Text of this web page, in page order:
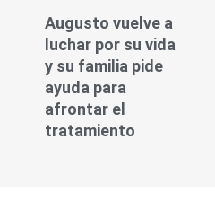
Augusto vuelve a
luchar por su vida
y su familia pide
ayuda para
afrontar el
tratamiento